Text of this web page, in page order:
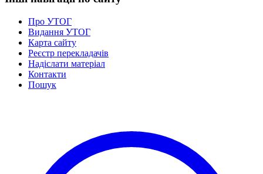
Про УТОГ
Видання УТОГ
Карта сайту
Реєстр перекладачів
Надіслати матеріал
Контакти
Пошук